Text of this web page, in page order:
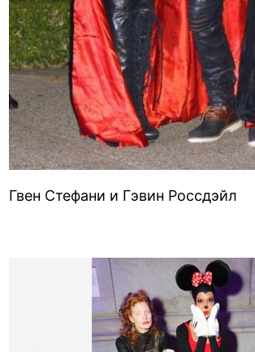
Гвен Стефани и Гэвин Россдэйл